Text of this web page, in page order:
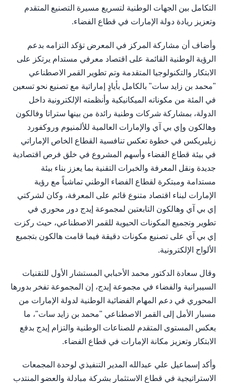
التكامل بين الجهات الوطنية لتسريع مسيرة التصنيع المتقدم
وتعزيز ريادة دولة الإمارات في قطاع الفضاء.
وأضاف أن مشاركة المركز في المعرض تؤكد التزامه بدعم
الرؤية الوطنية القائمة على اقتصاد معرفي مستدام يرتكز على
الابتكار والتكنولوجيا المتقدمة وتم تطوير القمر الاصطناعي
"محمد بن زايد سات" بالكامل بأيادٍ إماراتية مع تصنيع نحو تسعين
في المئة من مكوناته الميكانيكية وأنظمته الإلكترونية داخل
الدولة، بمشاركة شركات وطنية رائدة من بينها ستراتا وفالكون
وهالكون وإي بي آي والإمارات العالمية للألمنيوم وروكفورد
زيليريكس في خطوة تعكس تنافسية القطاع الخاص الإماراتي
في بيئة قطاع الفضاء وأسهم المشروع في خلق فرص اقتصادية
جديدة ونقل المعرفة والخبرات التقنية بما يعزز بناء بيئة
مستدامة ومبتكرة لقطاع الفضاء الوطني تماشياً مع رؤية
الإمارات لبناء اقتصاد متنوع قائم على المعرفة، وكان لشركتي
إي بي آي وهالكون التابعتين لمجموعة إيدج دور محوري في
تطوير وتجميع المكونات الحيوية للقمر الاصطناعي، حيث ركزت
إي بي آي على تصنيع مكونات دقيقة فيما قامت هالكون بتجميع
الألواح الإلكترونية.
وقال سعادة الدكتور محمد الأحبابي المستشار الأول للتقنيات
السيبرانية والفضاء في مجموعة إيدج، إن المجموعة تفخر بدورها
المحوري في دعم المهام الفضائية الوطنية لدولة الإمارات من
مسبار الأمل إلى القمر الاصطناعي "محمد بن زايد سات"، ما
يعكس المستوى المتقدم للصناعات الوطنية والتزام إيدج بدفع
الابتكار وتعزيز مكانة الإمارات في قطاع الفضاء.
وأكد إسماعيل علي عبدالله المدير التنفيذي لوحدة المجمعات
الاستراتيجية في قطاع الاستثمار بشركة مبادلة والعضو المنتدب